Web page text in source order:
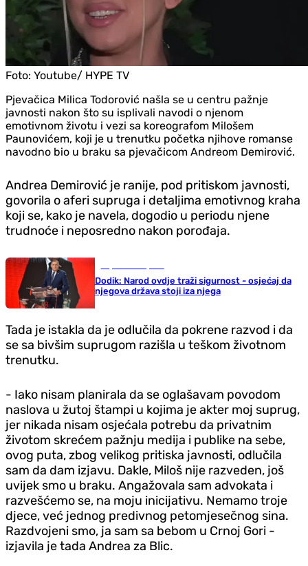
Foto: Youtube/ HYPE TV
Pjevačica Milica Todorović našla se u centru pažnje
javnosti nakon što su isplivali navodi o njenom
emotivnom životu i vezi sa koreografom Milošem
Paunovićem, koji je u trenutku početka njihove romanse
navodno bio u braku sa pjevačicom Andreom Demirović.
Andrea Demirović je ranije, pod pritiskom javnosti,
govorila o aferi supruga i detaljima emotivnog kraha
koji se, kako je navela, dogodio u periodu njene
trudnoće i neposredno nakon porođaja.
Dodik: Narod ovdje traži sigurnost - osjećaj da
njegova država stoji iza njega
Tada je istakla da je odlučila da pokrene razvod i da
se sa bivšim suprugom razišla u teškom životnom
trenutku.
- Iako nisam planirala da se oglašavam povodom
naslova u žutoj štampi u kojima je akter moj suprug,
jer nikada nisam osjećala potrebu da privatnim
životom skrećem pažnju medija i publike na sebe,
ovog puta, zbog velikog pritiska javnosti, odlučila
sam da dam izjavu. Dakle, Miloš nije razveden, još
uvijek smo u braku. Angažovala sam advokata i
razvešćemo se, na moju inicijativu. Nemamo troje
djece, već jednog predivnog petomjesečnog sina.
Razdvojeni smo, ja sam sa bebom u Crnoj Gori -
izjavila je tada Andrea za Blic.